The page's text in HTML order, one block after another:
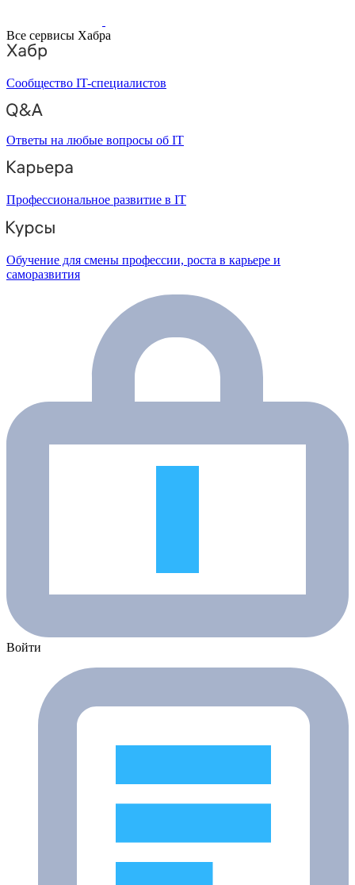
Все сервисы Хабра
Сообщество IT-специалистов
Ответы на любые вопросы об IT
Профессиональное развитие в IT
Обучение для смены профессии, роста в карьере и
саморазвития
Войти